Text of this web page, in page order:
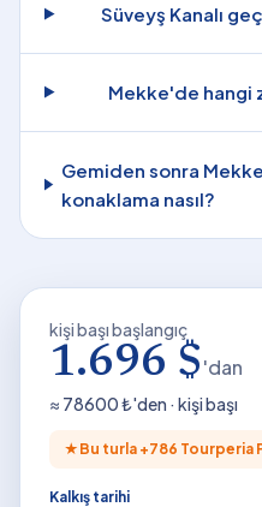
Süveyş Kanalı
Mekke'de hangi
Gemiden sonra
konaklama nasıl?
kişi başı başlangıç
1.696 $'dan
≈ 78600₺'den · kişi başı
★ Bu turla +786 Tourperia
Kalkış tarihi